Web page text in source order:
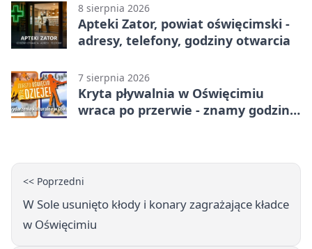
8 sierpnia 2026
Apteki Zator, powiat oświęcimski -
adresy, telefony, godziny otwarcia
7 sierpnia 2026
Kryta pływalnia w Oświęcimiu
wraca po przerwie - znamy godziny
<< Poprzedni
W Sole usunięto kłody i konary zagrażające kładce
w Oświęcimiu